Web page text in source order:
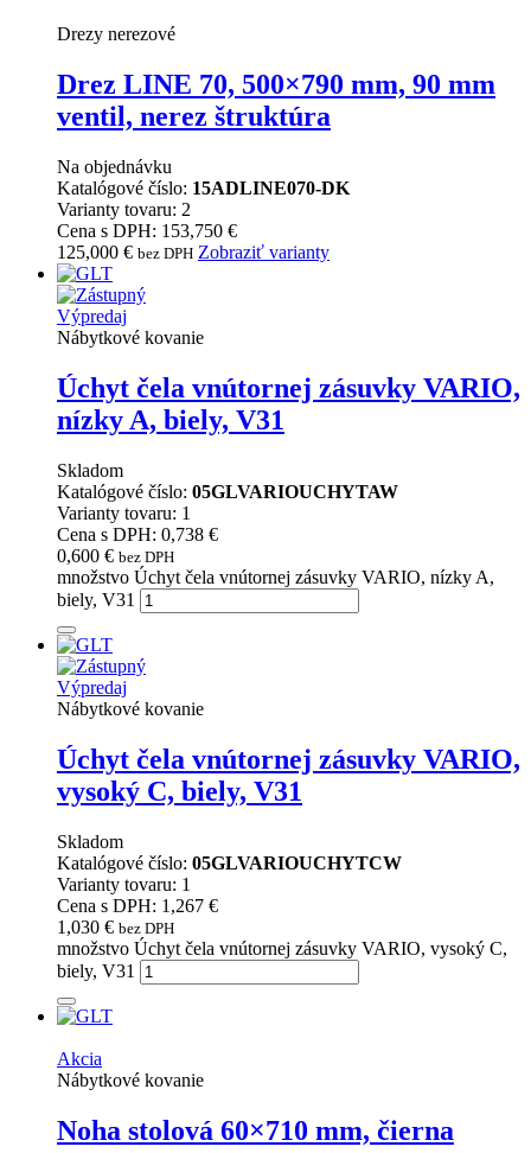
Drezy nerezové
Drez LINE 70, 500×790 mm, 90 mm
ventil, nerez štruktúra
Na objednávku
Katalógové číslo: 15ADLINE070-DK
Varianty tovaru: 2
Cena s DPH: 153,750 €
125,000 € bez DPH Zobraziť varianty
Výpredaj
Nábytkové kovanie
Úchyt čela vnútornej zásuvky VARIO,
nízky A, biely, V31
Skladom
Katalógové číslo: 05GLVARIOUCHYTAW
Varianty tovaru: 1
Cena s DPH: 0,738 €
0,600 € bez DPH
množstvo Úchyt čela vnútornej zásuvky VARIO, nízky A,
biely, V31
Výpredaj
Nábytkové kovanie
Úchyt čela vnútornej zásuvky VARIO,
vysoký C, biely, V31
Skladom
Katalógové číslo: 05GLVARIOUCHYTCW
Varianty tovaru: 1
Cena s DPH: 1,267 €
1,030 € bez DPH
množstvo Úchyt čela vnútornej zásuvky VARIO, vysoký C,
biely, V31
Akcia
Nábytkové kovanie
Noha stolová 60×710 mm, čierna